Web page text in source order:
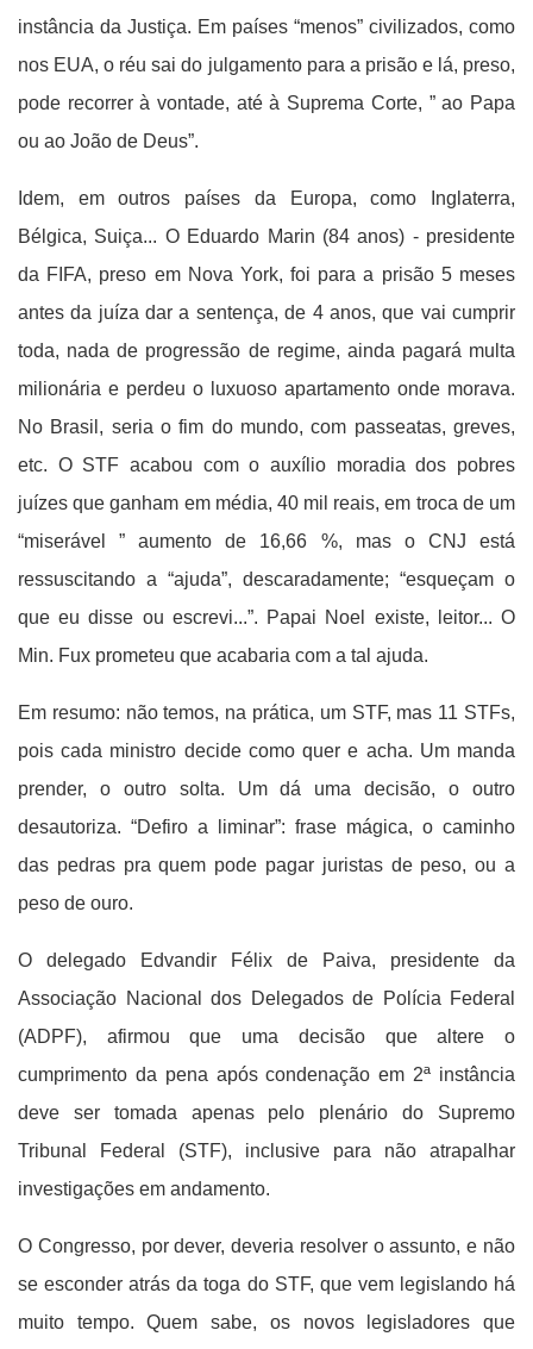
instância da Justiça. Em países “menos” civilizados, como
nos EUA, o réu sai do julgamento para a prisão e lá, preso,
pode recorrer à vontade, até à Suprema Corte, ” ao Papa
ou ao João de Deus”.
Idem, em outros países da Europa, como Inglaterra,
Bélgica, Suiça... O Eduardo Marin (84 anos) - presidente
da FIFA, preso em Nova York, foi para a prisão 5 meses
antes da juíza dar a sentença, de 4 anos, que vai cumprir
toda, nada de progressão de regime, ainda pagará multa
milionária e perdeu o luxuoso apartamento onde morava.
No Brasil, seria o fim do mundo, com passeatas, greves,
etc. O STF acabou com o auxílio moradia dos pobres
juízes que ganham em média, 40 mil reais, em troca de um
“miserável ” aumento de 16,66 %, mas o CNJ está
ressuscitando a “ajuda”, descaradamente; “esqueçam o
que eu disse ou escrevi...”. Papai Noel existe, leitor... O
Min. Fux prometeu que acabaria com a tal ajuda.
Em resumo: não temos, na prática, um STF, mas 11 STFs,
pois cada ministro decide como quer e acha. Um manda
prender, o outro solta. Um dá uma decisão, o outro
desautoriza. “Defiro a liminar”: frase mágica, o caminho
das pedras pra quem pode pagar juristas de peso, ou a
peso de ouro.
O delegado Edvandir Félix de Paiva, presidente da
Associação Nacional dos Delegados de Polícia Federal
(ADPF), afirmou que uma decisão que altere o
cumprimento da pena após condenação em 2ª instância
deve ser tomada apenas pelo plenário do Supremo
Tribunal Federal (STF), inclusive para não atrapalhar
investigações em andamento.
O Congresso, por dever, deveria resolver o assunto, e não
se esconder atrás da toga do STF, que vem legislando há
muito tempo. Quem sabe, os novos legisladores que